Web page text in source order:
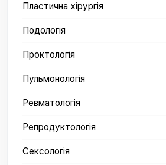
Пластична хірургія
Подологія
Проктологія
Пульмонологія
Ревматологія
Репродуктологія
Сексологія